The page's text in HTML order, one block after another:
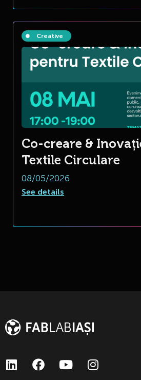
Creative
Co-creare &
Textile Circulare
08/05/2026
See details